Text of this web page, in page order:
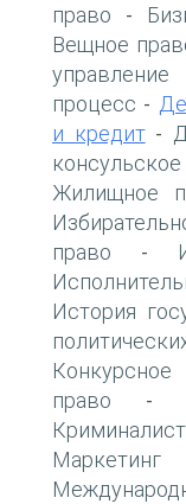
право -
Вещное
управление
процесс -
и кредит-
Жилищное
право -
История
право -
Маркетинг